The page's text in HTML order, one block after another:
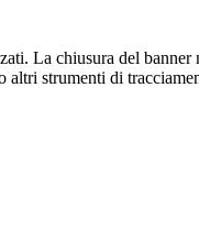
La chiusura del
strumenti di